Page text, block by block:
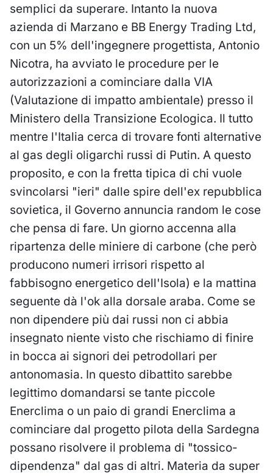
semplici da superare. Intanto la nuova
azienda di Marzano e BB Energy Trading Ltd,
con un 5% dell'ingegnere progettista, Antonio
Nicotra, ha avviato le procedure per le
autorizzazioni a cominciare dalla VIA
(Valutazione di impatto ambientale) presso il
Ministero della Transizione Ecologica. Il tutto
mentre l'Italia cerca di trovare fonti alternative
al gas degli oligarchi russi di Putin. A questo
proposito, e con la fretta tipica di chi vuole
svincolarsi "ieri" dalle spire dell'ex repubblica
sovietica, il Governo annuncia random le cose
che pensa di fare. Un giorno accenna alla
ripartenza delle miniere di carbone (che però
producono numeri irrisori rispetto al
fabbisogno energetico dell'Isola) e la mattina
seguente dà l'ok alla dorsale araba. Come se
non dipendere più dai russi non ci abbia
insegnato niente visto che rischiamo di finire
in bocca ai signori dei petrodollari per
antonomasia. In questo dibattito sarebbe
legittimo domandarsi se tante piccole
Enerclima o un paio di grandi Enerclima a
cominciare dal progetto pilota della Sardegna
possano risolvere il problema di "tossico-
dipendenza" dal gas di altri. Materia da super